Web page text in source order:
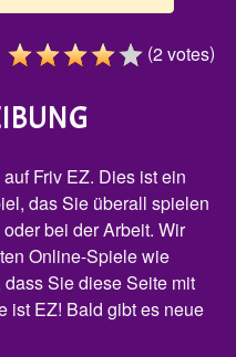
(2votes)
Friv EZ. Dies ist ein
das Sie überall spielen
bei der Arbeit. Wir
Online-Spiele wie
Sie diese Seite mit
ist EZ! Bald gibt es neue